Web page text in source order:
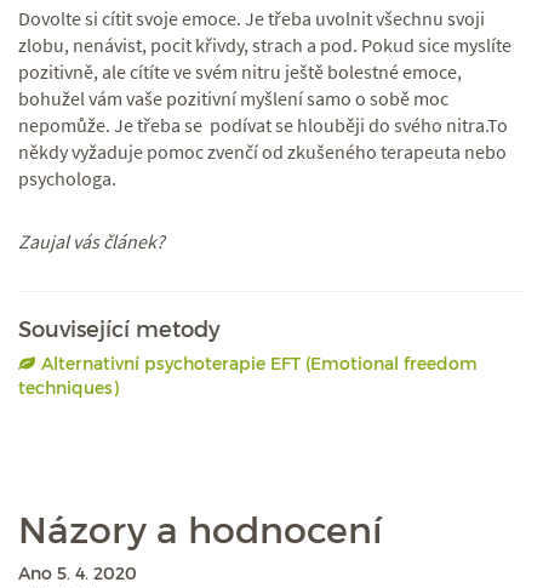
Dovolte si cítit svoje emoce. Je třeba uvolnit všechnu svoji
zlobu, nenávist, pocit křivdy, strach a pod. Pokud sice myslíte
pozitivně, ale cítíte ve svém nitru ještě bolestné emoce,
bohužel vám vaše pozitivní myšlení samo o sobě moc
nepomůže. Je třeba se podívat se hlouběji do svého nitra.To
někdy vyžaduje pomoc zvenčí od zkušeného terapeuta nebo
psychologa.
Zaujal vás článek?
Související metody
Alternativní psychoterapie EFT (Emotional freedom
techniques)
Názory a hodnocení
Ano 5. 4. 2020